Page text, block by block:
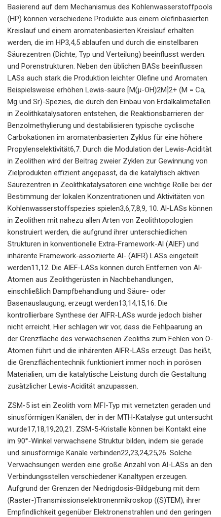
Basierend auf dem Mechanismus des Kohlenwasserstoffpools
(HP) können verschiedene Produkte aus einem olefinbasierten
Kreislauf und einem aromatenbasierten Kreislauf erhalten
werden, die im HP3,4,5 ablaufen und durch die einstellbaren
Säurezentren (Dichte, Typ und Verteilung) beeinflusst werden.
und Porenstrukturen. Neben den üblichen BASs beeinflussen
LASs auch stark die Produktion leichter Olefine und Aromaten.
Beispielsweise erhöhen Lewis-saure [M(μ-OH)2M]2+ (M = Ca,
Mg und Sr)-Spezies, die durch den Einbau von Erdalkalimetallen
in Zeolithkatalysatoren entstehen, die Reaktionsbarrieren der
Benzolmethylierung und destabilisieren typische cyclische
Carbokationen im aromatenbasierten Zyklus für eine höhere
Propylenselektivität6,7. Durch die Modulation der Lewis-Acidität
in Zeolithen wird der Beitrag zweier Zyklen zur Gewinnung von
Zielprodukten effizient angepasst, da die katalytisch aktiven
Säurezentren in Zeolithkatalysatoren eine wichtige Rolle bei der
Bestimmung der lokalen Konzentrationen und Aktivitäten von
Kohlenwasserstoffspezies spielen3,6,7,8,9, 10. Al-LASs können
in Zeolithen mit nahezu allen Arten von Zeolithtopologien
konstruiert werden, die aufgrund ihrer unterschiedlichen
Strukturen in konventionelle Extra-Framework-Al (AlEF) und
inhärente Framework-assoziierte Al- (AlFR) LASs eingeteilt
werden11,12. Die AlEF-LASs können durch Entfernen von Al-
Atomen aus Zeolithgerüsten in Nachbehandlungen,
einschließlich Dampfbehandlung und Säure- oder
Basenauslaugung, erzeugt werden13,14,15,16. Die
kontrollierbare Synthese der AlFR-LASs wurde jedoch bisher
nicht erreicht. Hier schlagen wir vor, dass die Fehlpaarung an
der Grenzfläche des verwachsenen Zeoliths zum Fehlen von O-
Atomen führt und die inhärenten AlFR-LASs erzeugt. Das heißt,
die Grenzflächentechnik funktioniert immer noch in porösen
Materialien, um die katalytische Leistung durch die Gestaltung
zusätzlicher Lewis-Acidität anzupassen.
ZSM-5 ist ein Zeolith vom MFI-Typ mit vernetzten geraden und
sinusförmigen Kanälen, der in der MTH-Katalyse gut untersucht
wurde17,18,19,20,21. ZSM-5-Kristalle können bei Kontakt eine
im 90°-Winkel verwachsene Struktur bilden, indem sie gerade
und sinusförmige Kanäle verbinden22,23,24,25,26. Solche
Verwachsungen werden eine große Anzahl von Al-LASs an den
Verbindungsstellen verschiedener Kanaltypen erzeugen.
Aufgrund der Grenzen der Niedrigdosis-Bildgebung mit dem
(Raster-)Transmissionselektronenmikroskop ((S)TEM), ihrer
Empfindlichkeit gegenüber Elektronenstrahlen und den geringen